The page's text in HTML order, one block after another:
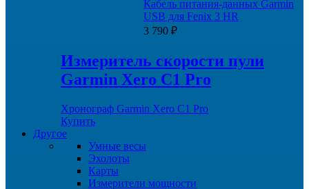
Кабель питания-данных Garmin
USB для Fenix 3 HR
3 790 ₽
Измеритель скорости пули
Garmin Xero C1 Pro
Хронограф Garmin Xero C1 Pro
Купить
Другое
Умные весы
Эхолоты
Карты
Измерители мощности